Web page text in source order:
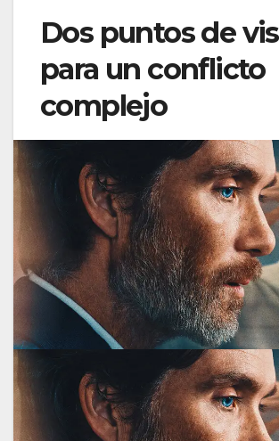
Dos puntos de
para un conflicto
complejo